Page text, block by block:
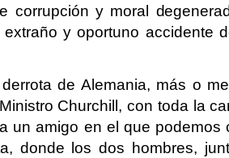
corrupción y moral
y oportuno accidente
de Alemania, más o
Churchill, con toda la
un amigo en el que podemos
donde los dos hombres,